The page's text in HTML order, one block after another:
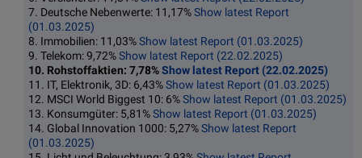
7. Deutsche Nebenwerte: 11,17%Show latest Report
(01.03.2025)
8. Immobilien: 11,03%Show latest Report (01.03.2025)
9. Telekom: 9,72%Show latest Report (22.02.2025)
10. Rohstoffaktien: 7,78%Show latest Report (22.02.2025)
11. IT, Elektronik, 3D: 6,43%Show latest Report (01.03.2025)
12. MSCI World Biggest 10: 6%Show latest Report (01.03.2025)
13. Konsumgüter: 5,81%Show latest Report (01.03.2025)
14. Global Innovation 1000: 5,27%Show latest Report
(01.03.2025)